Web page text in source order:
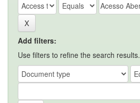
Add filters:
Use filters to refine the search results.